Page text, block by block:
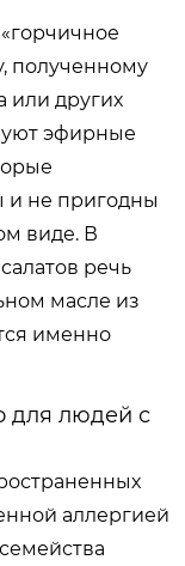
полученному
или других
эфирные
и не пригодны
виде. В
речь
масле из
именно
для людей с
аллергией